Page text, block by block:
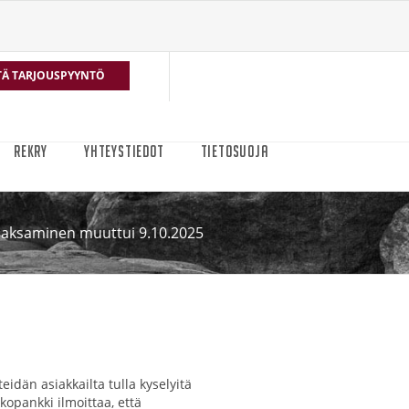
TARJOUSPYYNTÖ
REKRY YHTEYSTIEDOT TIETOSUOJA
muuttui 9.10.2025
asiakkailta tulla kyselyitä
ilmoittaa, että